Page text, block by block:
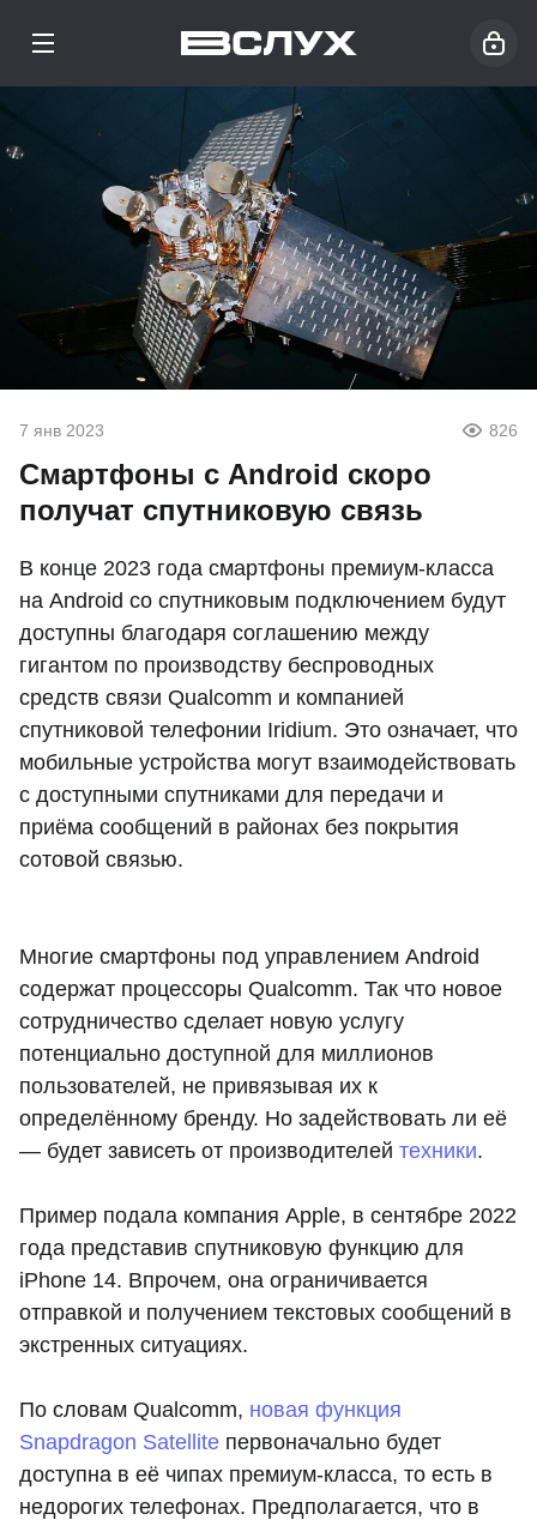
7 янв 2023 826
Смартфоны с Android скоро
получат спутниковую связь
В конце 2023 года смартфоны премиум-класса
на Android со спутниковым подключением будут
доступны благодаря соглашению между
гигантом по производству беспроводных
средств связи Qualcomm и компанией
спутниковой телефонии Iridium. Это означает, что
мобильные устройства могут взаимодействовать
с доступными спутниками для передачи и
приёма сообщений в районах без покрытия
сотовой связью.
Многие смартфоны под управлением Android
содержат процессоры Qualcomm. Так что новое
сотрудничество сделает новую услугу
потенциально доступной для миллионов
пользователей, не привязывая их к
определённому бренду. Но задействовать ли её
— будет зависеть от производителей техники.
Пример подала компания Apple, в сентябре 2022
года представив спутниковую функцию для
iPhone 14. Впрочем, она ограничивается
отправкой и получением текстовых сообщений в
экстренных ситуациях.
По словам Qualcomm, новая функция
Snapdragon Satellite первоначально будет
доступна в её чипах премиум-класса, то есть в
недорогих телефонах. Предполагается, что в